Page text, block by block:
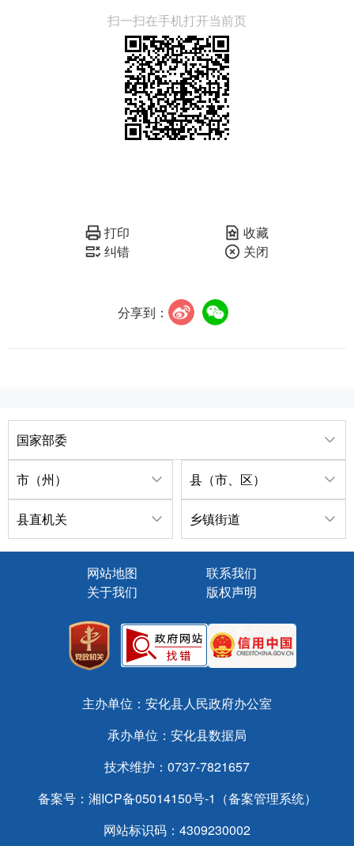
扫一扫在手机打开当前页
打印
收藏
纠错
关闭
分享到：
国家部委
市（州） 县（市、区）
县直机关 乡镇街道
网站地图
联系我们
关于我们
版权声明
主办单位：安化县人民政府办公室
承办单位：安化县数据局
技术维护：0737-7821657
备案号： 湘ICP备05014150号-1（备案管理系统）
网站标识码：4309230002